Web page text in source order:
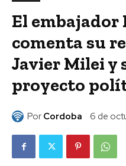
El embajador
comenta su
Javier Milei y
proyecto
Por Cordoba 6 de